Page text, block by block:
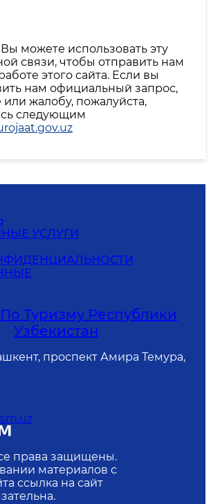
можете использовать эту
связи, чтобы отправить нам
этого сайта. Если вы
нам официальный запрос,
жалобу, пожалуйста,
следующим
УСЛУГИ
Туризму Республики
Узбекистан
проспект Амира Темура,
права защищены.
материалов с
ссылка на сайт